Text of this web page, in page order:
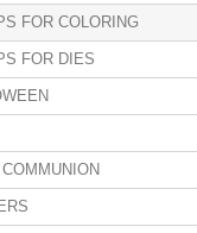
FOR COLORING
FOR DIES